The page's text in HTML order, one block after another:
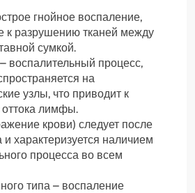
гнойное воспаление,
к разрушению тканей между
сумкой.
воспалительный процесс,
на
узлы, что приводит к
лимфы.
крови) следует после
характеризуется наличием
процесса во всем
типа – воспаление